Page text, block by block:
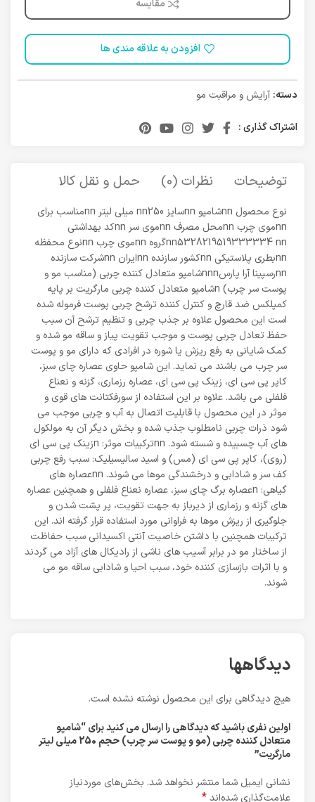
مقایسه
افزودن به علاقه مندی ها
دسته: آرایش و مراقبت مو
اشتراک گذاری :
توضیحات نظرات (0) حمل و نقل کالا
نوع محصول nnشامپو nnسایز nn250 میلی لیتر nnمناسب برای
nnموی چرب nnمحل مصرف nnموی سر nnکد بهداشتی
nn5328219519333334 nnگروه nnموی چرب nnنوع محفظه
nnبطری پلاستیکی nnکشور سازنده nnایران nnشرکت سازنده
nnرسپینا آرا پارسnnnشامپو متعادل کننده چربی (مناسب مو و
پوست سر چرب) nشامپو متعادل کننده چربی مارگریت بر پایه
کمپلکس ضد قارچ و کنترل کننده ترشح چربی پوست فرموله شده
است این محصول علاوه بر جذب چربی و تنظیم ترشح آن سبب
حفظ تعادل چربی پوست و موجب تقویت پیاز و ساقه مو شده و
کمک شایانی به رفع ریزش یا شوره در افرادی که دارای مو و پوست
سر چرب می باشند می نماید. این شامپو حاوی عصاره چای سبز،
کاپر پی سی ای، زینک پی سی ای، عصاره رزماری، گزنه و نعناع
فلفلی می باشد. علاوه بر این استفاده از سورفکتانت های قوی و
موثر در این محصول با قابلیت اتصال به آب و چربی موجب می
شود ذرات چربی نامطلوب جذب شده و بخش دیگر آن به مولکول
های آب چسبیده و شسته شود. nnترکیبات موثر: nزینک پی سی ای
(روی)، کاپر پی سی ای (مس) و اسید سالیسیلیک: سبب رفع چربی
کف سر و شادابی و درخشندگی موها می شوند. nnعصاره های
گیاهی: nعصاره برگ چای سبز، عصاره نعناع فلفلی و همچنین عصاره
های گزنه و رزماری از دیرباز به جهت تقویت، پر پشت شدن و
جلوگیری از ریزش موها به فراوانی مورد استفاده قرار گرفته اند. این
ترکیبات همچنین با داشتن خاصیت آنتی اکسیدانی سبب حفاظت
از ساختار مو در برابر آسیب های ناشی از رادیکال های آزاد می گردند
و با اثرات بازسازی کننده خود، سبب احیا و شادابی ساقه مو می
شوند.
دیدگاهها
هیچ دیدگاهی برای این محصول نوشته نشده است.
اولین نفری باشید که دیدگاهی را ارسال می کنید برای “شامپو
متعادل کننده چربی (مو و پوست سر چرب) حجم 250 میلی لیتر
مارگریت”
نشانی ایمیل شما منتشر نخواهد شد. بخش‌های موردنیاز
علامت‌گذاری شده‌اند*